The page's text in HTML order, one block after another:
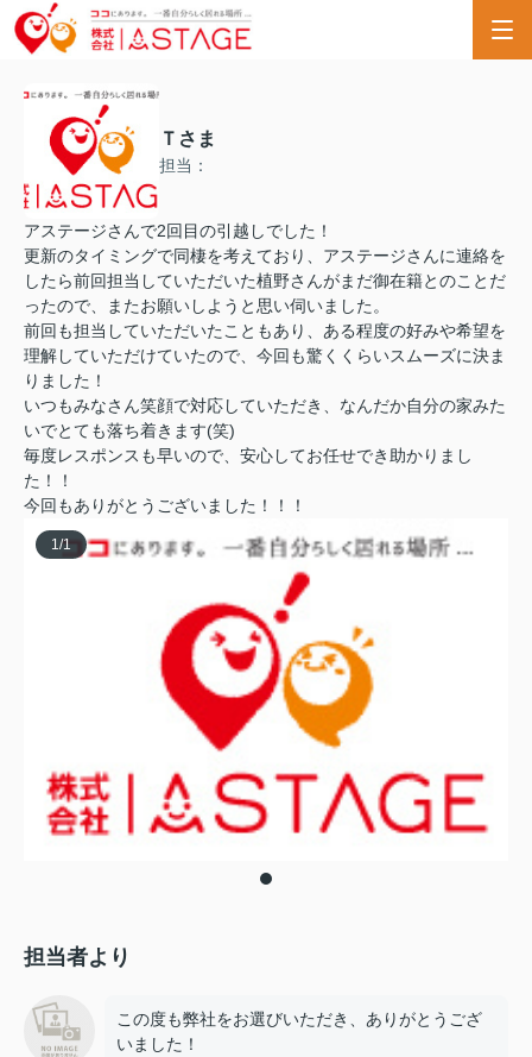
Ｔさま
担当：
アステージさんで2回目の引越しでした！
更新のタイミングで同棲を考えており、アステージさんに連絡を
したら前回担当していただいた植野さんがまだ御在籍とのことだ
ったので、またお願いしようと思い伺いました。
前回も担当していただいたこともあり、ある程度の好みや希望を
理解していただけていたので、今回も驚くくらいスムーズに決ま
りました！
いつもみなさん笑顔で対応していただき、なんだか自分の家みた
いでとても落ち着きます(笑)
毎度レスポンスも早いので、安心してお任せでき助かりまし
た！！
今回もありがとうございました！！！
1/1
担当者より
この度も弊社をお選びいただき、ありがとうござ
いました！